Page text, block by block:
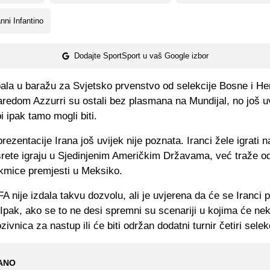
Infantino
Dodajte SportSport u vaš Google izbor
u baražu za Svjetsko prvenstvo od selekcije Bosne i
Azzurri su ostali bez plasmana na Mundijal, no još
ipak tamo mogli biti.
Irana još uvijek nije poznata. Iranci žele igrati
igraju u Sjedinjenim Američkim Državama, već traže
premjesti u Meksiko.
nije izdala takvu dozvolu, ali je uvjerena da će se Iranci
ako se to ne desi spremni su scenariji u kojima će
za nastup ili će biti održan dodatni turnir četiri